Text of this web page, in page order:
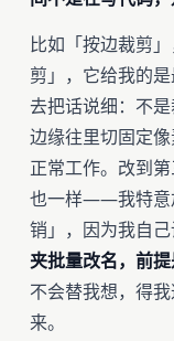
比如「按边裁剪
剪」，它给我的
去把话说细：不
边缘往里切固定
正常工作。改到
也一样——我特意
销」，因为我自己
夹批量改名，前
不会替我想，得
来。